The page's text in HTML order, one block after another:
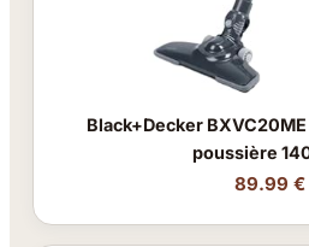
Black+Decker
poussière
89.99 €